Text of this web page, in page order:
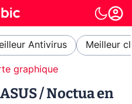
Antivirus Meilleur
graphique
/ Noctua en